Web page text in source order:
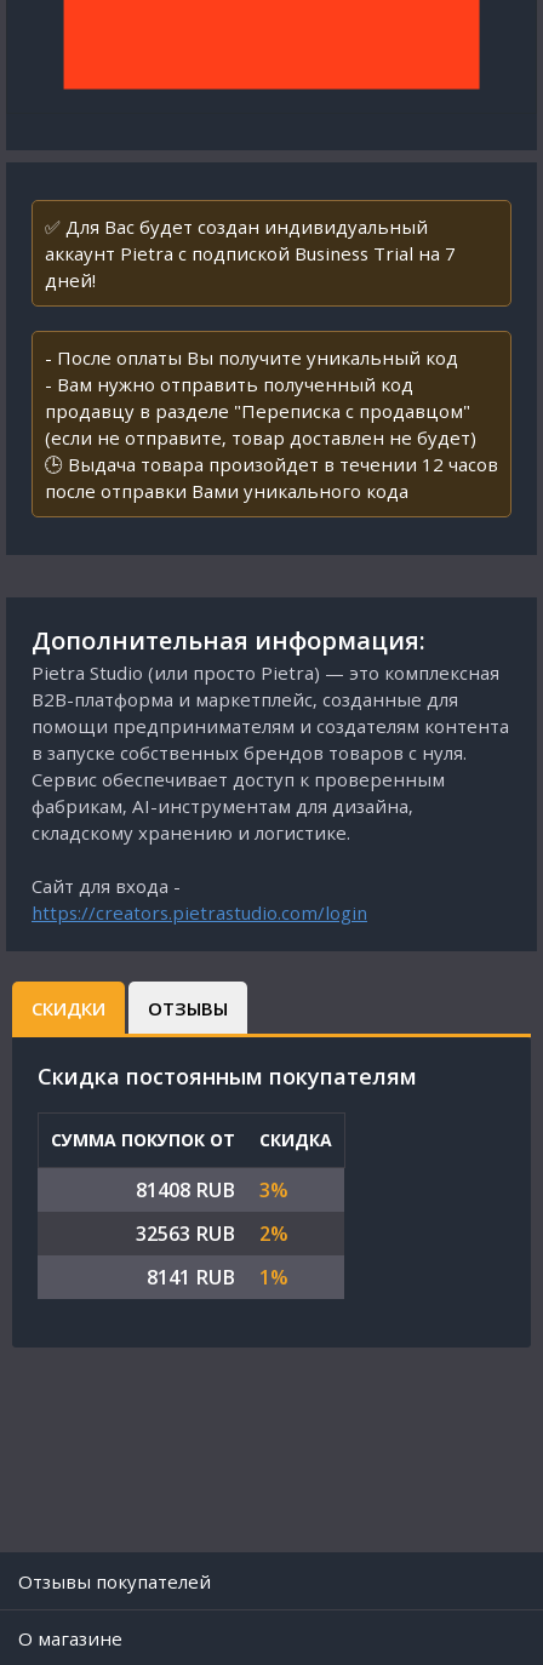
✅ Для Вас будет создан индивидуальный
аккаунт Pietra с подпиской Business Trial на 7
дней!
- После оплаты Вы получите уникальный код
- Вам нужно отправить полученный код
продавцу в разделе "Переписка с продавцом"
(если не отправите, товар доставлен не будет)
🕒 Выдача товара произойдет в течении 12 часов
после отправки Вами уникального кода
Дополнительная информация:
Pietra Studio (или просто Pietra) — это комплексная
B2B-платформа и маркетплейс, созданные для
помощи предпринимателям и создателям контента
в запуске собственных брендов товаров с нуля.
Сервис обеспечивает доступ к проверенным
фабрикам, AI-инструментам для дизайна,
складскому хранению и логистике.
Сайт для входа -
https://creators.pietrastudio.com/login
СКИДКИ ОТЗЫВЫ
Cкидка постоянным покупателям
СУММА ПОКУПОК ОТ СКИДКА
81408 RUB
3%
32563 RUB
2%
8141 RUB
1%
Отзывы покупателей
O магазине